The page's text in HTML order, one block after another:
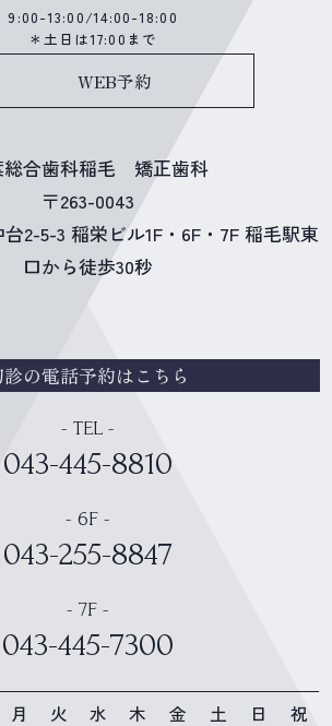
9:00-13:00/14:00-18:00
＊土日は17:00まで
WEB予約
総合歯科稲毛 矯正歯科
〒263-0043
2-5-3 稲栄ビル1F・6F・7F 稲毛駅東
口から徒歩30秒
診の電話予約はこちら
- TEL -
043-445-8810
- 6F -
043-255-8847
- 7F -
043-445-7300
月 火 水 木 金 土 日
祝